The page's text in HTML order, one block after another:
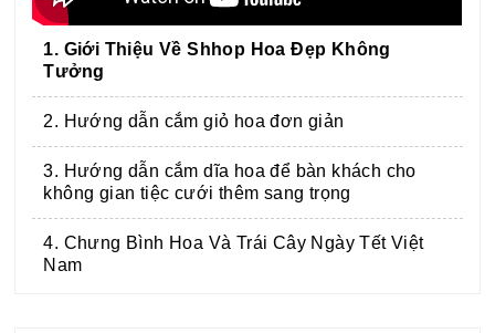
1. Giới Thiệu Về Shhop Hoa Đẹp Không
Tưởng
2. Hướng dẫn cắm giỏ hoa đơn giản
3. Hướng dẫn cắm dĩa hoa để bàn khách cho
không gian tiệc cưới thêm sang trọng
4. Chưng Bình Hoa Và Trái Cây Ngày Tết Việt
Nam